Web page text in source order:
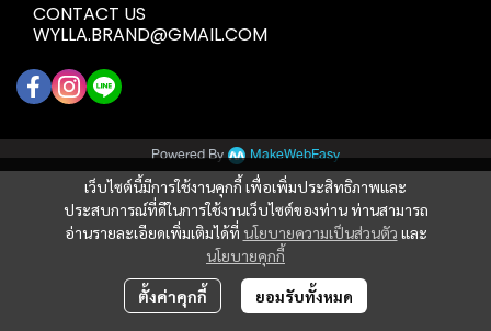
เว็บไซต์นี้มีการใช้งานคุกกี้ เพื่อเพิ่มประสิทธิภาพและ
ประสบการณ์ที่ดีในการใช้งานเว็บไซต์ของท่าน ท่านสามารถ
อ่านรายละเอียดเพิ่มเติมได้ที่ นโยบายความเป็นส่วนตัว และ
นโยบายคุกกี้
ตั้งค่าคุกกี้ ยอมรับทั้งหมด
CONTACT US
WYLLA.BRAND@GMAIL.COM
Powered By MakeWebEasy